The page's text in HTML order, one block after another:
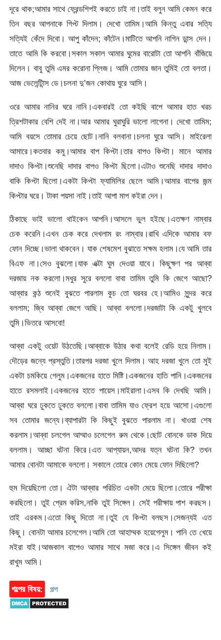
দূরে থাক;আমার সাথে ফ্রেন্ডশিপই করতে চাই না।তাই বলুন আমি কেমন করে
তিন বছর আপনাকে গিপ্ট দিলাম। দেখো তামিম।আমি কিন্তু এবার সত্যি
সত্যিই কেঁদে দিবো। আপু কাঁদেন; কাঁটেন।মাটিতে আপনি নাগিন ডান্স দেন।
তাতে আমি কি করবো।সকাল সকাল আমার ঘুমের বারোটা তো আপনি বাঁজিয়ে
দিলেন। বাবু তুমি এমর করোনা প্লিজ। আমি তোমার জান তুমিই তো বলতা।
আজ ভেলেন্টািন্স ডে।চলনা দু’জন কোথায় ঘুরে আসি।
ওরে আমার নানির ঘরে নানি।একবারই তো কইছি বাপে আমার হাত খরচ
ত্রিশটাকার বেশি দেই না।আর আমার ঘুরাঘুরি ভালো লাগেনা। দেখো তামিম;
আমি বয়সে তোমার চেয়ে ছোট।নানি বলবানা।চলনা ঘুরে আসি। মাইরেলা
আমারে।কতবার কমু।আমার বাপ কিপ্টা।তার বাপও কিপ্টা। মানে আমার
দাদাও কিপ্টা।শুনেছি দাদার বাপও কিপ্টা ছিলো।এটাও শুনেছি দাদার দাদাও
বাকি কিপ্টা ছিলো।একটা কিপ্টা ফ্যামিলির ছেলে আমি।আমার বাপের জন্ম
কিপ্টার ঘরে। টাকা পয়সা নাই।তাই আপা মাপ কইরা দেন।
ঠিকাছে ভাই ভালো থাইকেন আপনি।আসলে ভুল হইছে।এতক্ষণ নাম্বার
চেক করেনি।এখন চেক করে দেখলাম রং নাম্বার।রাখি এদিকে আমার বফ
ফোন দিচ্ছে।ভালা থাকবেন। যাক শেষমেশ বুঝাতে সক্ষম হলাম।যে আমি তার
বিএফ না।সেও বুঝলো।যাক এক্টা ঘুম দেওয়া যাবে। কিছুক্ষণ পর আব্বা
দরজায় নক করলো।মধুর সুরে বললো বাবা তামিম তুমি কি জেগে আছো?
আব্বার কন্ঠ শুনেই বুঝতে পারলাম কুচ তো ঘরবর হে।আমিও সুন্দর করে
বললাম; জ্বি আব্বা জেগে আছি। আব্বা বললো।দরজাটা কি একটু খুলবে
তুমি।ভিতরে আসবো!
আব্বা একটু ওয়েট উঠতেছি।আব্বাকে উঠার কথা বলেই রেডি হয়ে নিলাম।
দৌড়ের জন্যে প্রস্তুতি।তারপর দরজা খুলে দিলাম। আহ দরজা খুলে তো মুই
একটা চমকিয়ে গেলুম।একজনের হাতে মিষ্টি।একজনের হাতি পানি।একজনের
হাতে রসমলাই।একজনের হাতে পায়েস।মাইরালা।এসব কি দেখছি আমি।
আব্বা ঘরে ঢুকতে ঢুকতে বললো।বাবা তামিম যাও ফ্রেশ হয়ে আসো।এগুলো
সব তোমার জন্যে।ব্যাপারটা কি কিছুই বুঝতে পারলাম না। খাওয়া শেষ
করলাম।আব্বা চলগেল আম্মাও চলেগেল রুম থেকে।ছোট বোনকে ডাক দিয়ে
বললাম। আচ্ছা ঘটনা কিরে।এত আপ্যায়ন,আদর যত্ন ঘটনা কি? তখন
আমার বোনটা আমাকে বললো। সকালে তোরে কোন মেয়ে ফোন দিছিলো?
হুম দিয়েছিলো তো। ঐটা আব্বার পরিচিত একটা মেয়ে ছিলো।তোরে পরীক্ষা
করছিলো। তুই প্রেম করিস,নাকি তুই সিঙ্গেল। সেই পরীক্ষায় পাশ করছস।
তাই এরকম।এতো কিছু দিতো না।তুই যে কিপ্টা বলছস।সেজন্যই এত
কিছু। বোনটা আমার চলেগেল।আমি তো আহাম্মক হয়েগেলুম। পানি তে খেয়ে
মইরা যাই।আজকাল বাপেও আমার সাথে মজা করে।এ সিঙ্গেল জীবন কই
রাখুম আমি।
গল্পের বিষয়: গল্প